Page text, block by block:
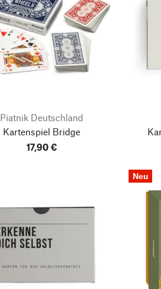
Piatnik Deutschland
Kartenspiel Bridge
17,90 €
Neu